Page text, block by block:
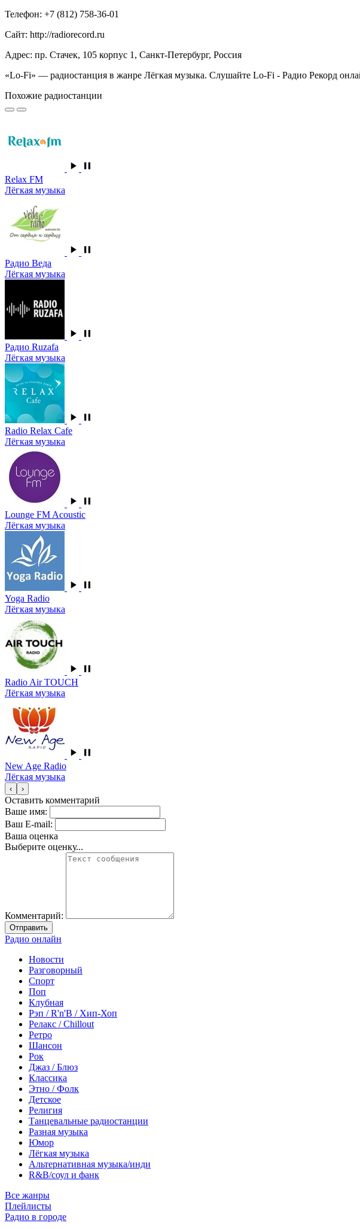
Телефон: +7 (812) 758-36-01
Сайт: http://radiorecord.ru
Адрес: пр. Стачек, 105 корпус 1, Санкт-Петербург, Россия
«Lo-Fi» — радиостанция в жанре Лёгкая музыка. Слушайте Lo-Fi - Радио Рекорд
Похожие радиостанции
Relax FM
Лёгкая музыка
Радио Веда
Лёгкая музыка
Радио Ruzafa
Лёгкая музыка
Radio Relax Cafe
Лёгкая музыка
Lounge FM Acoustic
Лёгкая музыка
Yoga Radio
Лёгкая музыка
Radio Air TOUCH
Лёгкая музыка
New Age Radio
Лёгкая музыка
‹ ›
Оставить комментарий
Ваше имя:
Ваш E-mail:
Ваша оценка
Выберите оценку...
Комментарий:
Отправить
Радио онлайн
Новости
Разговорный
Спорт
Поп
Клубная
Рэп / R'n'B / Хип-Хоп
Релакс / Chillout
Ретро
Шансон
Рок
Джаз / Блюз
Классика
Этно / Фолк
Детское
Религия
Танцевальные радиостанции
Разная музыка
Юмор
Лёгкая музыка
Альтернативная музыка/инди
R&B/cоул и фанк
Все жанры
Плейлисты
Радио в городе